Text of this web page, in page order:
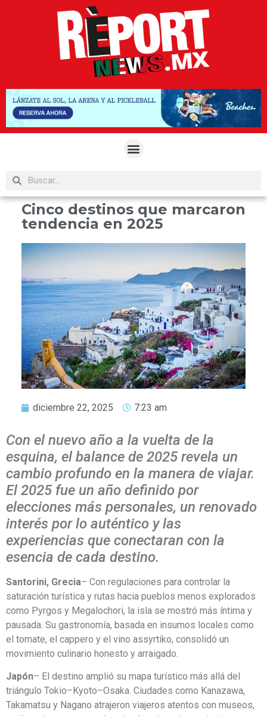
Cinco destinos que marcaron
tendencia en 2025
diciembre 22, 2025 7:23 am
Con el nuevo año a la vuelta de la
esquina, el balance de 2025 revela un
cambio profundo en la manera de viajar.
El 2025 fue un año definido por
elecciones más personales, un renovado
interés por lo auténtico y las
experiencias que conectaran con la
esencia de cada destino.
Santorini, Grecia– Con regulaciones para controlar la
saturación turística y rutas hacia pueblos menos explorados
como Pyrgos y Megalochori, la isla se mostró más íntima y
pausada. Su gastronomía, basada en insumos locales como
el tomate, el cappero y el vino assyrtiko, consolidó un
movimiento culinario honesto y arraigado.
Japón– El destino amplió su mapa turístico más allá del
triángulo Tokio–Kyoto–Osaka. Ciudades como Kanazawa,
Takamatsu y Nagano atrajeron viajeros atentos con museos,